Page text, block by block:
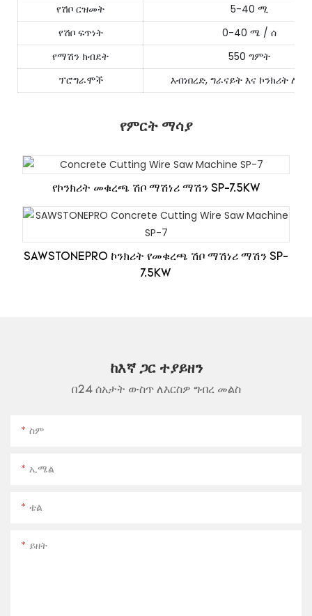
የሽቦ ርዝመት
5-40 ሚ
የሽቦ ፍጥነት
0-40 ሜ / ሰ
የማሽን ክብደት
550 ግምት
ፕሮግራሞች
እብነበረድ, ግራናይት እና ኮንክሪት
የምርት ማሳያ
የኮንክሪት መቁረጫ ሽቦ ማሽነሪ ማሽን SP-7.5KW
SAWSTONEPRO ኮንክሪት የመቁረጫ ሽቦ ማሽነሪ ማሽን SP-
7.5KW
ከእኛ ጋር ተያይዘን
በ24 ሰአታት ውስጥ ለእርስዎ ግብረ መልስ
ስም
ኢሜል
ቴል
ይዘት